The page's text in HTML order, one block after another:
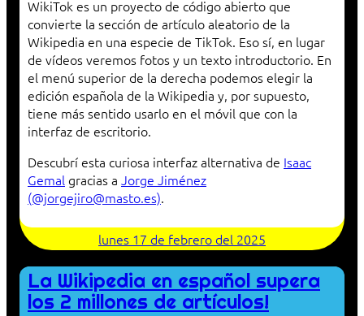
WikiTok es un proyecto de código abierto que
convierte la sección de artículo aleatorio de la
Wikipedia en una especie de TikTok. Eso sí, en lugar
de vídeos veremos fotos y un texto introductorio. En
el menú superior de la derecha podemos elegir la
edición española de la Wikipedia y, por supuesto,
tiene más sentido usarlo en el móvil que con la
interfaz de escritorio.
Descubrí esta curiosa interfaz alternativa de Isaac
Gemal gracias a Jorge Jiménez
(@jorgejiro@masto.es).
lunes 17 de febrero del 2025
La Wikipedia en español supera
los 2 millones de artículos!